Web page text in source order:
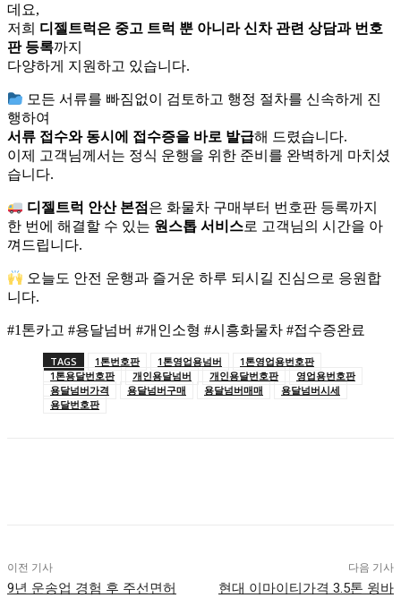
데요,
저희 디젤트럭은 중고 트럭 뿐 아니라 신차 관련 상담과 번호
판 등록까지
다양하게 지원하고 있습니다.
모든 서류를 빠짐없이 검토하고 행정 절차를 신속하게 진
행하여
서류 접수와 동시에 접수증을 바로 발급해 드렸습니다.
이제 고객님께서는 정식 운행을 위한 준비를 완벽하게 마치셨
습니다.
디젤트럭 안산 본점 은 화물차 구매부터 번호판 등록까지
한 번에 해결할 수 있는 원스톱 서비스로 고객님의 시간을 아
껴드립니다.
오늘도 안전 운행과 즐거운 하루 되시길 진심으로 응원합
니다.
#1톤카고 #용달넘버 #개인소형 #시흥화물차 #접수증완료
TAGS 1톤번호판 1톤영업용넘버
1톤영업용번호판
1톤용달번호판
개인용달넘버 개인용달번호판
영업용번호판
용달넘버가격
용달넘버구매 용달넘버매매
용달넘버시세
용달번호판
이전 기사
9년 운송업 경험 후 주선면허
다음 기사
현대 이마이티가격 3.5톤 윙바